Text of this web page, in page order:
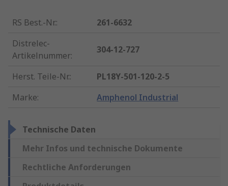
RS Best.-Nr.:
261-6632
Distrelec-
Artikelnummer:
304-12-727
Herst. Teile-Nr.:
PL18Y-501-120-2-5
Marke: Amphenol Industrial
Technische Daten
Mehr Infos und technische Dokumente
Rechtliche Anforderungen